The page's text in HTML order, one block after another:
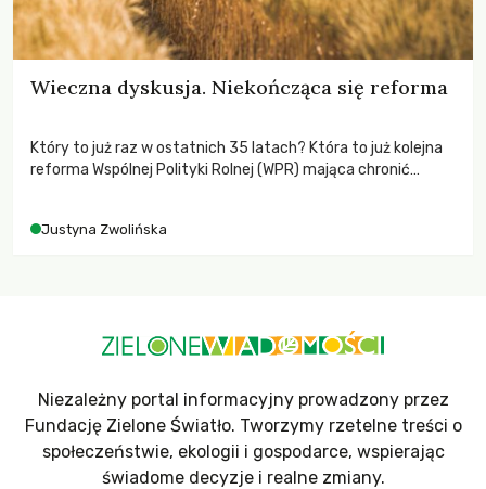
Wieczna dyskusja. Niekończąca się reforma
Który to już raz w ostatnich 35 latach? Która to już kolejna
reforma Wspólnej Polityki Rolnej (WPR) mająca chronić
Justyna Zwolińska
Niezależny portal informacyjny prowadzony przez
Fundację Zielone Światło. Tworzymy rzetelne treści o
społeczeństwie, ekologii i gospodarce, wspierając
świadome decyzje i realne zmiany.